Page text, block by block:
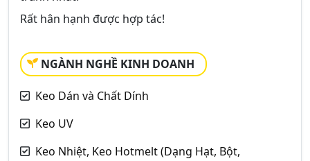
Rất hân hạnh được hợp tác!
NGÀNH NGHỀ KINH DOANH
Keo Dán và Chất Dính
Keo UV
Keo Nhiệt, Keo Hotmelt (Dạng Hạt, Bột,